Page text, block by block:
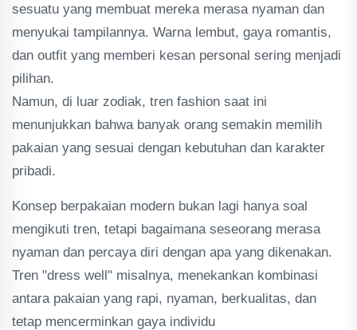
sesuatu yang membuat mereka merasa nyaman dan
menyukai tampilannya. Warna lembut, gaya romantis,
dan outfit yang memberi kesan personal sering menjadi
pilihan.
Namun, di luar zodiak, tren fashion saat ini
menunjukkan bahwa banyak orang semakin memilih
pakaian yang sesuai dengan kebutuhan dan karakter
pribadi.
Konsep berpakaian modern bukan lagi hanya soal
mengikuti tren, tetapi bagaimana seseorang merasa
nyaman dan percaya diri dengan apa yang dikenakan.
Tren "dress well" misalnya, menekankan kombinasi
antara pakaian yang rapi, nyaman, berkualitas, dan
tetap mencerminkan gaya individu